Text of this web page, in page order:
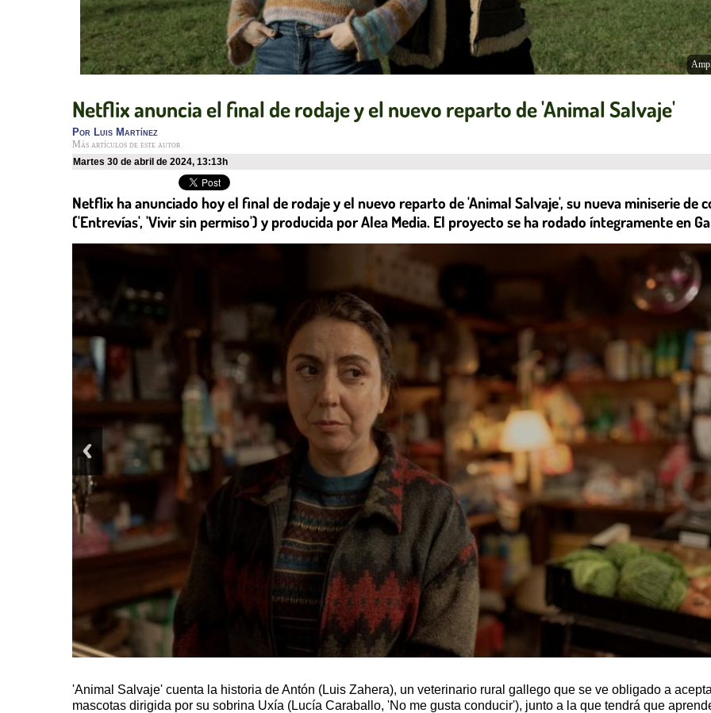
Netflix anuncia el final de rodaje y el nuevo reparto de 'Animal Salvaje'
Por Luis Martínez
Más artículos de este autor
martes 30 de abril de 2024, 13:13h
Netflix ha anunciado hoy el final de rodaje y el nuevo reparto de 'Animal Salvaje', su nueva miniserie de
('Entrevías', 'Vivir sin permiso') y producida por Alea Media. El proyecto se ha rodado íntegramente en
'Animal Salvaje' cuenta la historia de Antón (Luis Zahera), un veterinario rural gallego que se ve obligado a
mascotas dirigida por su sobrina Uxía (Lucía Caraballo, 'No me gusta conducir'), junto a la que tendrá que